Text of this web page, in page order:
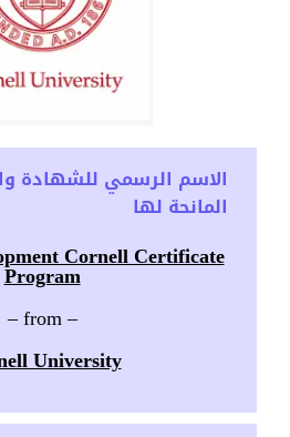
الاسم الرسمي للشهادة
المانحة لها
Cornell Certificate
Program
– from –
University